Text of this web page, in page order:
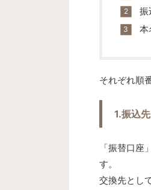
振
本
それぞれ順
1.振込
「振替口
す。
交換先とし